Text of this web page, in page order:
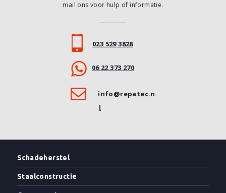
mail ons voor hulp of informatie.
023 529 3828
06 22 373 270
info@repatec.n
l
Schadeherstel
Staalconstructie